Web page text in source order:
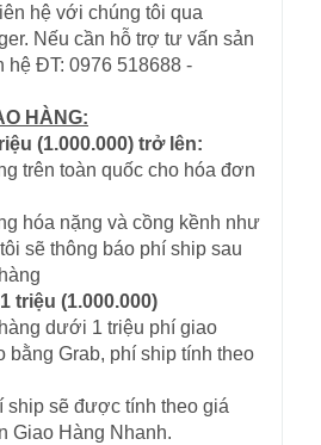
hệ với chúng tôi qua
Nếu cần hỗ trợ tư vấn sản
hệ ĐT: 0976 518688 -
HÀNG:
(1.000.000) trở lên:
trên toàn quốc cho hóa đơn
hóa nặng và cồng kềnh như
sẽ thông báo phí ship sau
triệu (1.000.000)
dưới 1 triệu phí giao
bằng Grab, phí ship tính theo
ship sẽ được tính theo giá
Giao Hàng Nhanh.